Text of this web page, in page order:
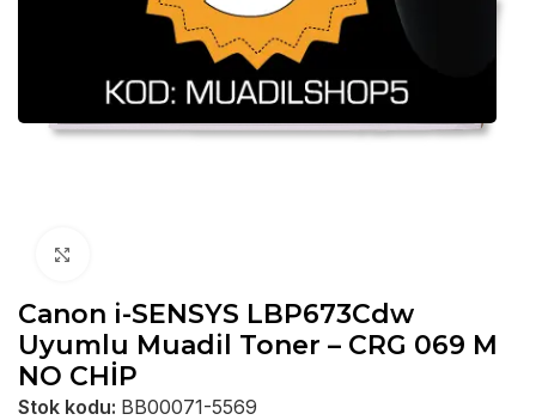
Canon i-SENSYS LBP673Cdw
Uyumlu Muadil Toner – CRG 069 M
NO CHİP
Stok kodu: BB00071-5569